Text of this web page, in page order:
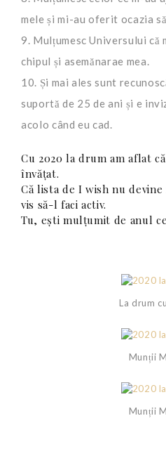
mele și mi-au oferit ocazia
9. Mulțumesc Universului că
chipul și asemănarae mea.
10. Și mai ales sunt
suportă de 25 de ani și e
acolo când eu cad.
Cu 2020 la drum am aflat
învățat.
Că lista de I wish nu
vis să-l faci activ.
Tu, ești mulțumit de anul
La drum
Munții
Munții